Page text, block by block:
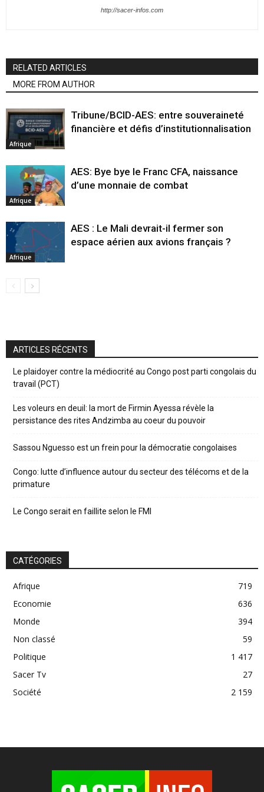
http://sacer-infos.com
RELATED ARTICLES
MORE FROM AUTHOR
Afrique
Tribune/BCID-AES: entre souveraineté
financière et défis d’institutionnalisation
Afrique
AES: Bye bye le Franc CFA, naissance
d’une monnaie de combat
Afrique
AES : Le Mali devrait-il fermer son
espace aérien aux avions français ?
ARTICLES RÉCENTS
Le plaidoyer contre la médiocrité au Congo post parti congolais du
travail (PCT)
Les voleurs en deuil: la mort de Firmin Ayessa révèle la
persistance des rites Andzimba au coeur du pouvoir
Sassou Nguesso est un frein pour la démocratie congolaises
Congo: lutte d’influence autour du secteur des télécoms et de la
primature
Le Congo serait en faillite selon le FMI
CATÉGORIES
Afrique
719
Economie
636
Monde
394
Non classé
59
Politique
1 417
Sacer Tv
27
Société
2 159